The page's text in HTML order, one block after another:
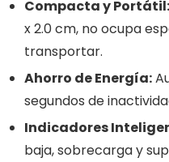
Compacta y Portátil:
x 2.0 cm, no ocupa
transportar.
Ahorro de Energía:
segundos de
Indicadores
baja, sobrecarga y